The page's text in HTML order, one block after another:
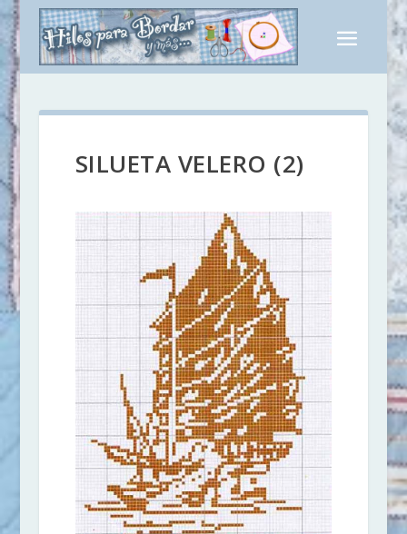
SILUETA VELERO (2)